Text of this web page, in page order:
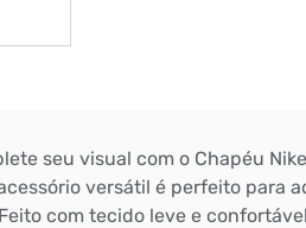
insira seu CEP
para sua região
seu visual com o Chapéu
versátil é perfeito para
com tecido leve e